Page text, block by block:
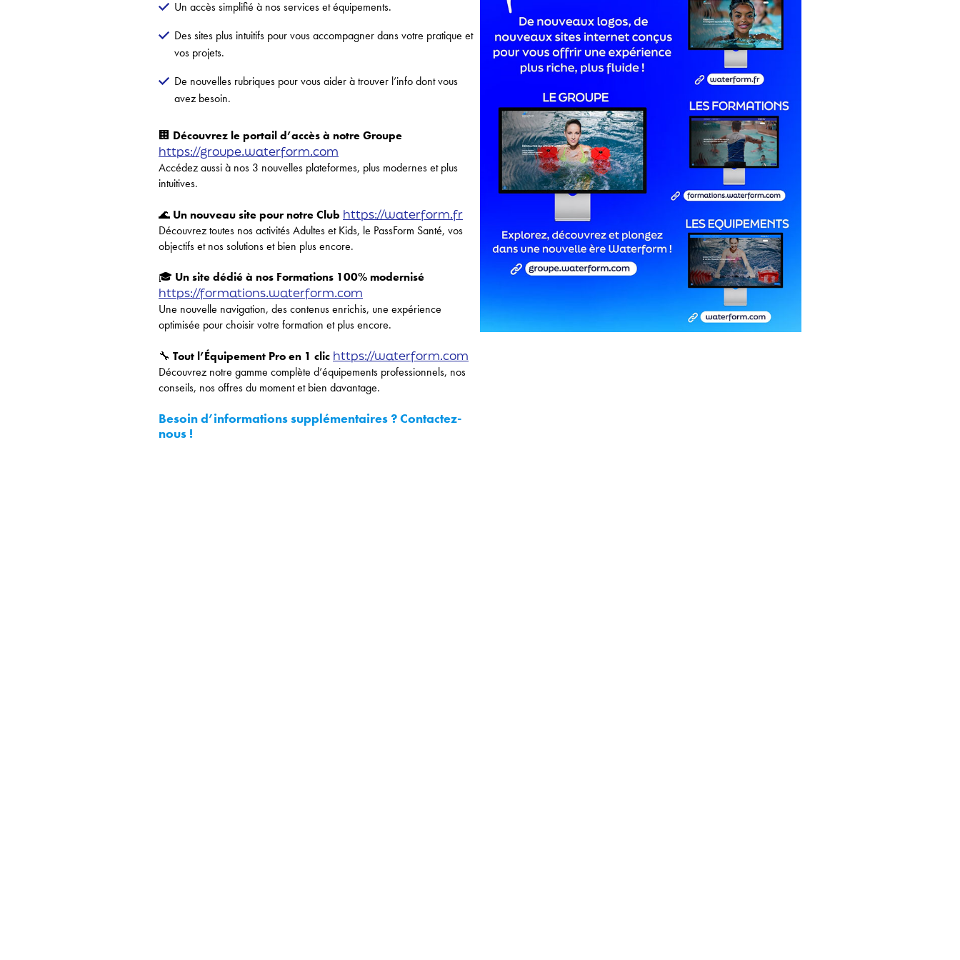
Un accès simplifié à nos services et équipements.
Des sites plus intuitifs pour vous accompagner dans votre pratique et
vos projets.
De nouvelles rubriques pour vous aider à trouver l’info dont vous
avez besoin.
🏢 Découvrez le portail d’accès à notre Groupe
https://groupe.waterform.com
Accédez aussi à nos 3 nouvelles plateformes, plus modernes et plus
intuitives.
🌊 Un nouveau site pour notre Club https://waterform.fr
Découvrez toutes nos activités Adultes et Kids, le PassForm Santé, vos
objectifs et nos solutions et bien plus encore.
🎓 Un site dédié à nos Formations 100% modernisé
https://formations.waterform.com
Une nouvelle navigation, des contenus enrichis, une expérience
optimisée pour choisir votre formation et plus encore.
🔧 Tout l’Équipement Pro en 1 clic https://waterform.com
Découvrez notre gamme complète d’équipements professionnels, nos
conseils, nos offres du moment et bien davantage.
Besoin d’informations supplémentaires ? Contactez-
nous !